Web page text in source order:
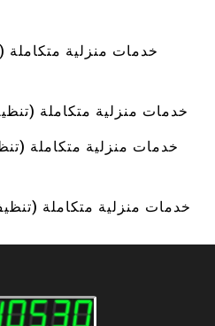
خدمات منزلية
خدمات منزلية متكاملة
خدمات منزلية متكاملة
خدمات منزلية متكاملة